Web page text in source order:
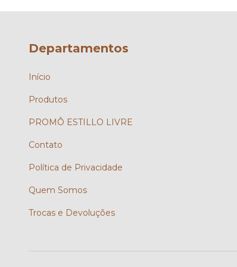
Departamentos
Início
Produtos
PROMÔ ESTILLO LIVRE
Contato
Política de Privacidade
Quem Somos
Trocas e Devoluções